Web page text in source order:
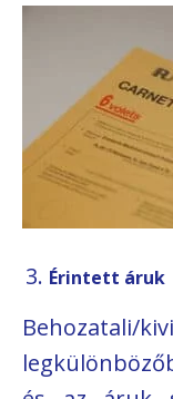
Érintett áruk